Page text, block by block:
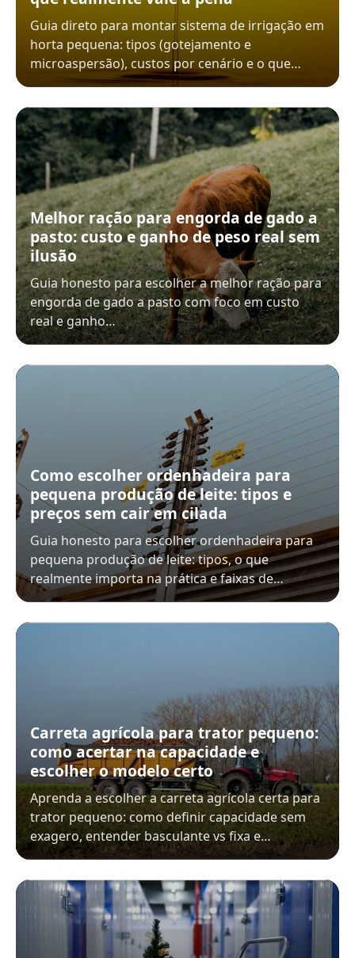
Guia direto para montar sistema de irrigação em
horta pequena: tipos (gotejamento e
microaspersão), custos por cenário e o que…
Melhor ração para engorda de gado a
pasto: custo e ganho de peso real sem
ilusão
Guia honesto para escolher a melhor ração para
engorda de gado a pasto com foco em custo
real e ganho…
Como escolher ordenhadeira para
pequena produção de leite: tipos e
preços sem cair em cilada
Guia honesto para escolher ordenhadeira para
pequena produção de leite: tipos, o que
realmente importa na prática e faixas de…
Carreta agrícola para trator pequeno:
como acertar na capacidade e
escolher o modelo certo
Aprenda a escolher a carreta agrícola certa para
trator pequeno: como definir capacidade sem
exagero, entender basculante vs fixa e…